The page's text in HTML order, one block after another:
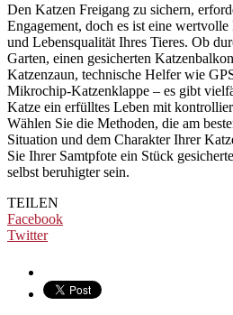
Den Katzen Freigang zu sichern,
Engagement, doch es ist eine
und Lebensqualität Ihres Tieres. Ob
Garten, einen gesicherten
Katzenzaun, technische Helfer wie
Mikrochip-Katzenklappe – es gibt
Katze ein erfülltes Leben mit
Wählen Sie die Methoden, die am
Situation und dem Charakter Ihrer
Sie Ihrer Samtpfote ein Stück
selbst beruhigter sein.
TEILEN
Facebook
Twitter